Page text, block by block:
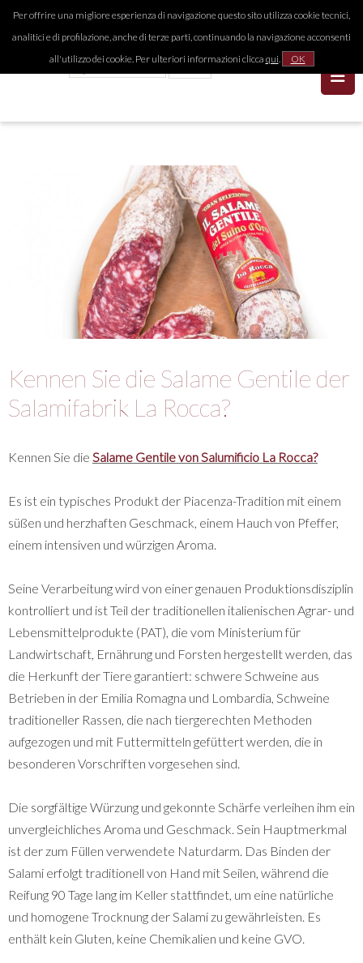
Per offrire una migliore esperienza di navigazione questo sito utilizza cookie tecnici,
analitici e di profilazione, anche di terze parti, continuando la navigazione acconsenti
all'utilizzo dei cookie. Per ulteriori informazioni clicca qui. OK
Kennen Sie die Salame Gentile der
Salamifabrik La Rocca?
Kennen Sie die Salame Gentile von Salumificio La Rocca?
Es ist ein typisches Produkt der Piacenza-Tradition mit einem
süßen und herzhaften Geschmack, einem Hauch von Pfeffer,
einem intensiven und würzigen Aroma.
Seine Verarbeitung wird von einer genauen Produktionsdisziplin
kontrolliert und ist Teil der traditionellen italienischen Agrar- und
Lebensmittelprodukte (PAT), die vom Ministerium für
Landwirtschaft, Ernährung und Forsten hergestellt werden, das
die Herkunft der Tiere garantiert: schwere Schweine aus
Betrieben in der Emilia Romagna und Lombardia, Schweine
traditioneller Rassen, die nach tiergerechten Methoden
aufgezogen und mit Futtermitteln gefüttert werden, die in
besonderen Vorschriften vorgesehen sind.
Die sorgfältige Würzung und gekonnte Schärfe verleihen ihm ein
unvergleichliches Aroma und Geschmack. Sein Hauptmerkmal
ist der zum Füllen verwendete Naturdarm. Das Binden der
Salami erfolgt traditionell von Hand mit Seilen, während die
Reifung 90 Tage lang im Keller stattfindet, um eine natürliche
und homogene Trocknung der Salami zu gewährleisten. Es
enthält kein Gluten, keine Chemikalien und keine GVO.